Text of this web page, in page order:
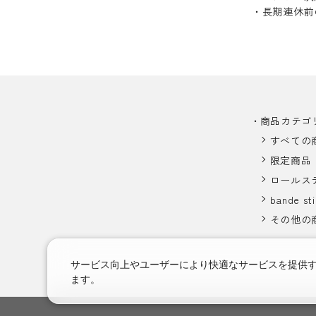
・長期連休
商品カテゴ
すべての
限定商品
ロールス
bande
その他の
サービス向上やユーザーにより快適なサービスを提供
ます。